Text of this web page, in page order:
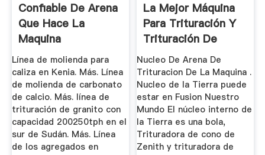
Confiable De Arena
Que Hace La
Maquina
Línea de molienda para
caliza en Kenia. Más. Línea
de molienda de carbonato
de calcio. Más. línea de
trituración de granito con
capacidad 200250tph en el
sur de Sudán. Más. Línea
de los agregados en
La Mejor Máquina
Para Trituración Y
Trituración De
Cuarzo
Nucleo De Arena De
Trituracion De La Maquina .
Nucleo de la Tierra puede
estar en Fusion Nuestro
Mundo El núcleo interno de
la Tierra es una bola,
Trituradora de cono de
Zenith y trituradora de